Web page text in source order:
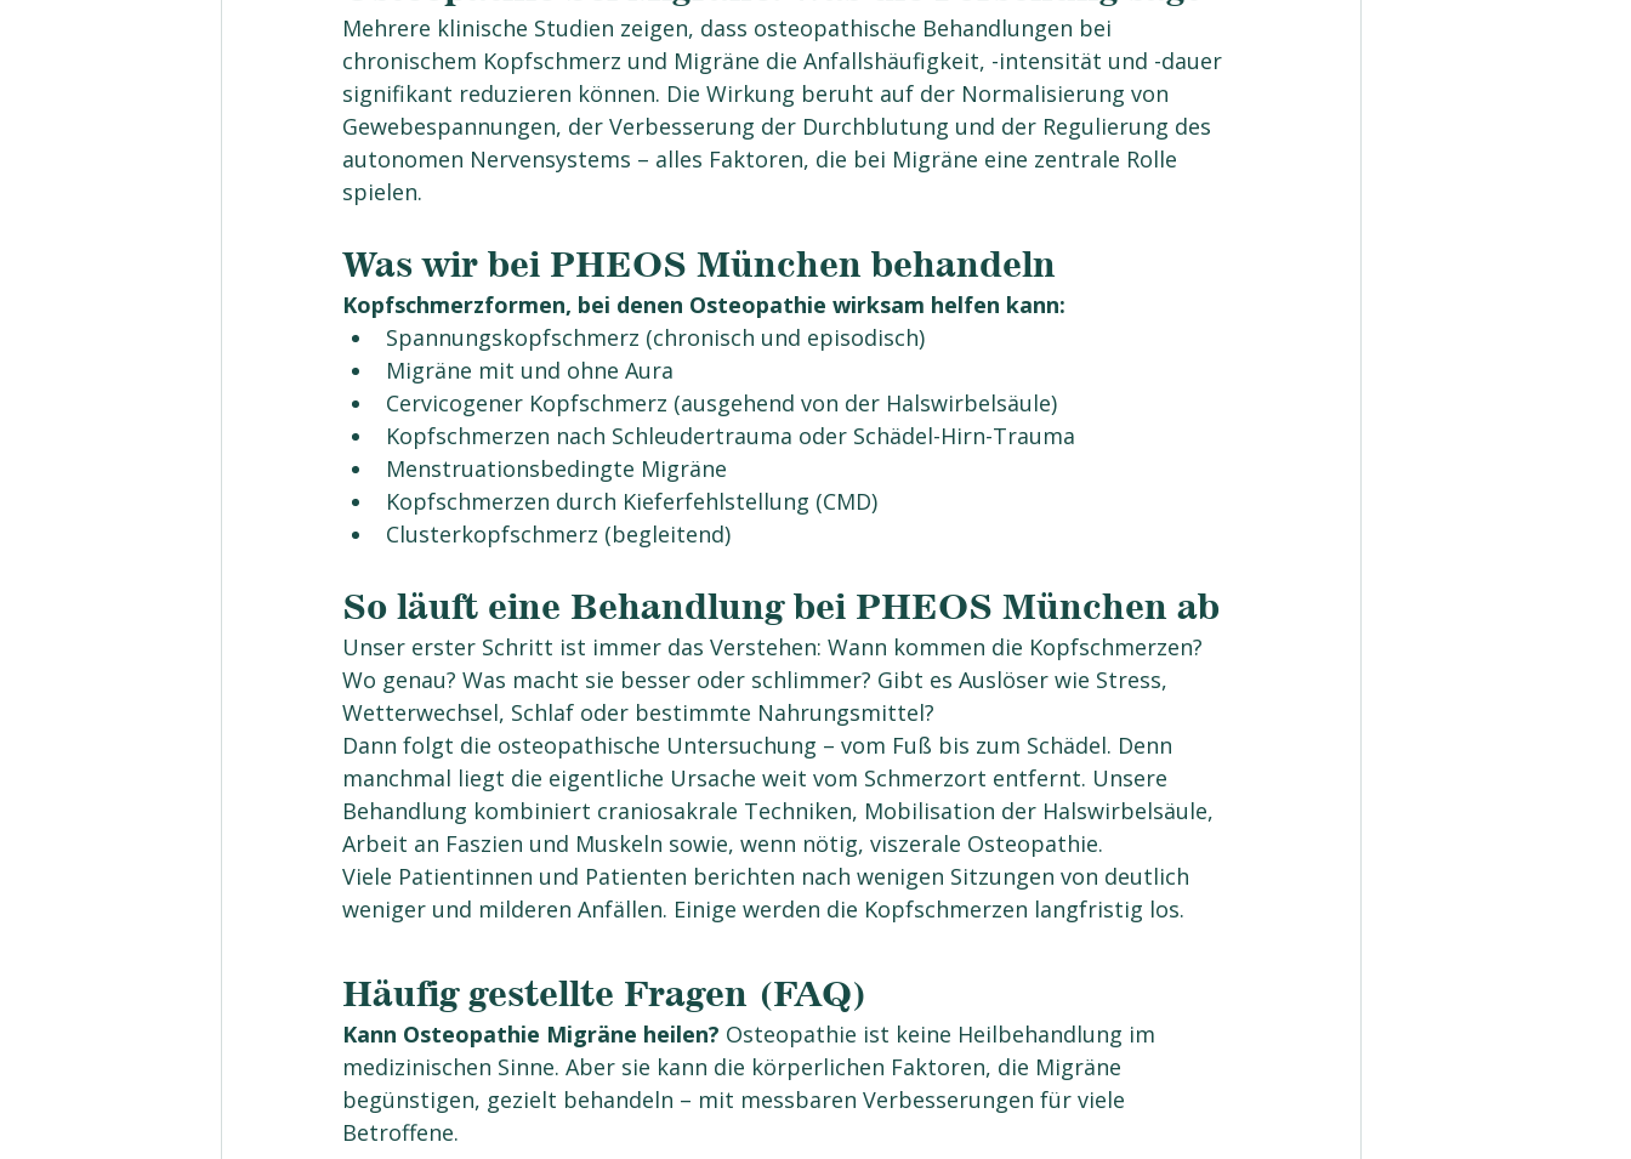
Mehrere klinische Studien zeigen, dass osteopathische Behandlungen bei
chronischem Kopfschmerz und Migräne die Anfallshäufigkeit, -intensität und -dauer
signifikant reduzieren können. Die Wirkung beruht auf der Normalisierung von
Gewebespannungen, der Verbesserung der Durchblutung und der Regulierung des
autonomen Nervensystems – alles Faktoren, die bei Migräne eine zentrale Rolle
spielen.
Was wir bei PHEOS München behandeln
Kopfschmerzformen, bei denen Osteopathie wirksam helfen kann:
Spannungskopfschmerz (chronisch und episodisch)
Migräne mit und ohne Aura
Cervicogener Kopfschmerz (ausgehend von der Halswirbelsäule)
Kopfschmerzen nach Schleudertrauma oder Schädel-Hirn-Trauma
Menstruationsbedingte Migräne
Kopfschmerzen durch Kieferfehlstellung (CMD)
Clusterkopfschmerz (begleitend)
So läuft eine Behandlung bei PHEOS München ab
Unser erster Schritt ist immer das Verstehen: Wann kommen die Kopfschmerzen?
Wo genau? Was macht sie besser oder schlimmer? Gibt es Auslöser wie Stress,
Wetterwechsel, Schlaf oder bestimmte Nahrungsmittel?
Dann folgt die osteopathische Untersuchung – vom Fuß bis zum Schädel. Denn
manchmal liegt die eigentliche Ursache weit vom Schmerzort entfernt. Unsere
Behandlung kombiniert craniosakrale Techniken, Mobilisation der Halswirbelsäule,
Arbeit an Faszien und Muskeln sowie, wenn nötig, viszerale Osteopathie.
Viele Patientinnen und Patienten berichten nach wenigen Sitzungen von deutlich
weniger und milderen Anfällen. Einige werden die Kopfschmerzen langfristig los.
Häufig gestellte Fragen (FAQ)
Kann Osteopathie Migräne heilen? Osteopathie ist keine Heilbehandlung im
medizinischen Sinne. Aber sie kann die körperlichen Faktoren, die Migräne
begünstigen, gezielt behandeln – mit messbaren Verbesserungen für viele
Betroffene.